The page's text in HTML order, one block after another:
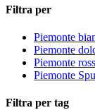
Filtra per
Piemonte
Piemonte
Piemonte
Piemonte
Filtra per tag